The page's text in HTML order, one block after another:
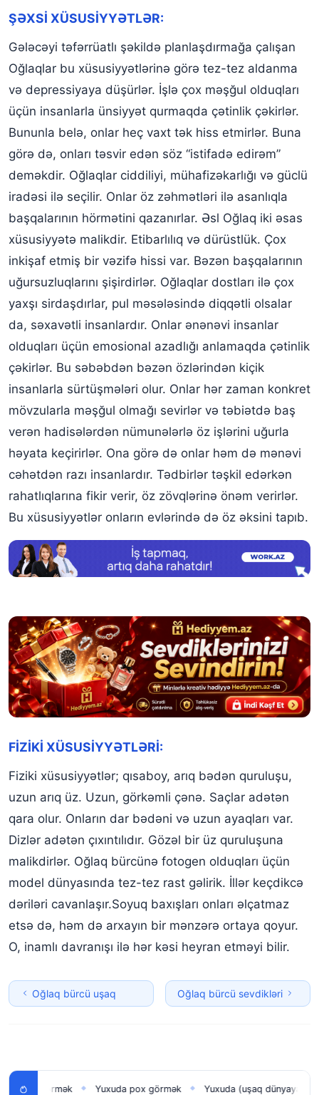
ŞƏXSİ XÜSUSİYYƏTLƏR:
Gələcəyi təfərrüatlı şəkildə planlaşdırmağa çalışan
Oğlaqlar bu xüsusiyyətlərinə görə tez-tez aldanma
və depressiyaya düşürlər. İşlə çox məşğul olduqları
üçün insanlarla ünsiyyət qurmaqda çətinlik çəkirlər.
Bununla belə, onlar heç vaxt tək hiss etmirlər. Buna
görə də, onları təsvir edən söz “istifadə edirəm”
deməkdir. Oğlaqlar ciddiliyi, mühafizəkarlığı və güclü
iradəsi ilə seçilir. Onlar öz zəhmətləri ilə asanlıqla
başqalarının hörmətini qazanırlar. Əsl Oğlaq iki əsas
xüsusiyyətə malikdir. Etibarlılıq və dürüstlük. Çox
inkişaf etmiş bir vəzifə hissi var. Bəzən başqalarının
uğursuzluqlarını şişirdirlər. Oğlaqlar dostları ilə çox
yaxşı sirdaşdırlar, pul məsələsində diqqətli olsalar
da, səxavətli insanlardır. Onlar ənənəvi insanlar
olduqları üçün emosional azadlığı anlamaqda çətinlik
çəkirlər. Bu səbəbdən bəzən özlərindən kiçik
insanlarla sürtüşmələri olur. Onlar hər zaman konkret
mövzularla məşğul olmağı sevirlər və təbiətdə baş
verən hadisələrdən nümunələrlə öz işlərini uğurla
həyata keçirirlər. Ona görə də onlar həm də mənəvi
cəhətdən razı insanlardır. Tədbirlər təşkil edərkən
rahatlıqlarına fikir verir, öz zövqlərinə önəm verirlər.
Bu xüsusiyyətlər onların evlərində də öz əksini tapıb.
FİZİKİ XÜSUSİYYƏTLƏRİ:
Fiziki xüsusiyyətlər; qısaboy, arıq bədən quruluşu,
uzun arıq üz. Uzun, görkəmli çənə. Saçlar adətən
qara olur. Onların dar bədəni və uzun ayaqları var.
Dizlər adətən çıxıntılıdır. Gözəl bir üz quruluşuna
malikdirlər. Oğlaq bürcünə fotogen olduqları üçün
model dünyasında tez-tez rast gəlirik. İllər keçdikcə
dəriləri cavanlaşır.Soyuq baxışları onları əlçatmaz
etsə də, həm də arxayın bir mənzərə ortaya qoyur.
O, inamlı davranışı ilə hər kəsi heyran etməyi bilir.
Oğlaq bürcü uşaq Oğlaq bürcü sevdikləri
görmək ◆ Yuxuda pox görmək ◆ Yuxuda (uşaq dünyaya